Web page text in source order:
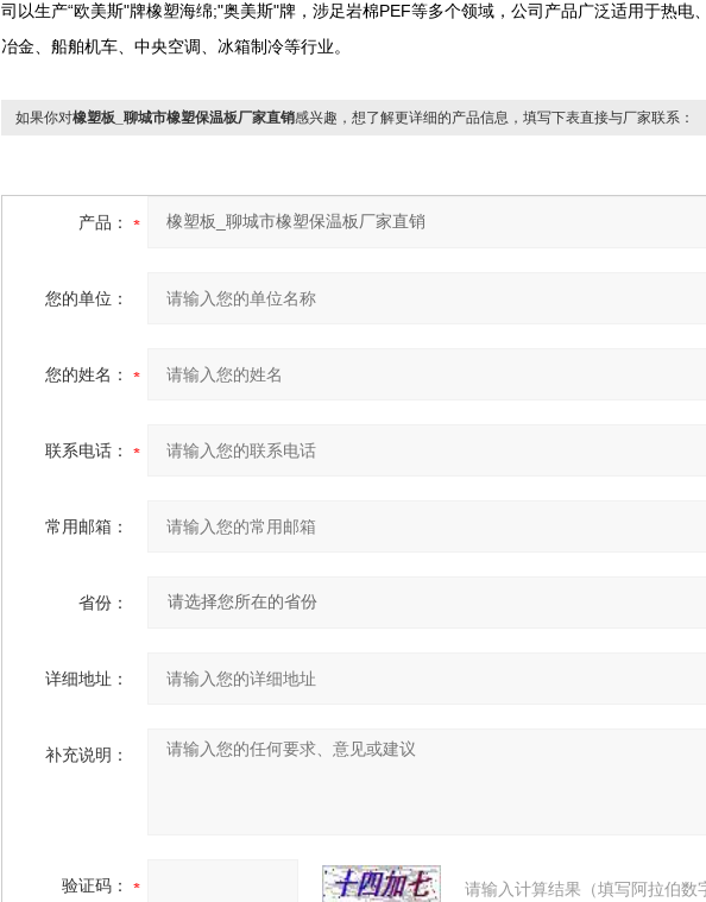
司以生产“欧美斯"牌橡塑海绵;"奥美斯"牌，涉足岩棉PEF等多个领域，公司产品广泛适用于热电
冶金、船舶机车、中央空调、冰箱制冷等行业。
如果你对橡塑板_聊城市橡塑保温板厂家直销感兴趣，想了解更详细的产品信息，填写下表直接与厂家联系：
产品：
您的单位：
您的姓名：
联系电话：
常用邮箱：
省份：
详细地址：
补充说明：
验证码： 请输入计算结果（填写阿拉伯数